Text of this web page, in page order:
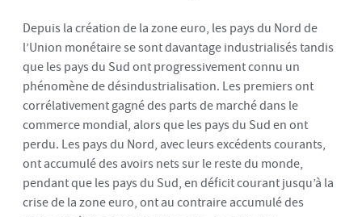
Depuis la création de la zone euro, les pays du Nord de
l’Union monétaire se sont davantage industrialisés tandis
que les pays du Sud ont progressivement connu un
phénomène de désindustrialisation. Les premiers ont
corrélativement gagné des parts de marché dans le
commerce mondial, alors que les pays du Sud en ont
perdu. Les pays du Nord, avec leurs excédents courants,
ont accumulé des avoirs nets sur le reste du monde,
pendant que les pays du Sud, en déficit courant jusqu’à la
crise de la zone euro, ont au contraire accumulé des